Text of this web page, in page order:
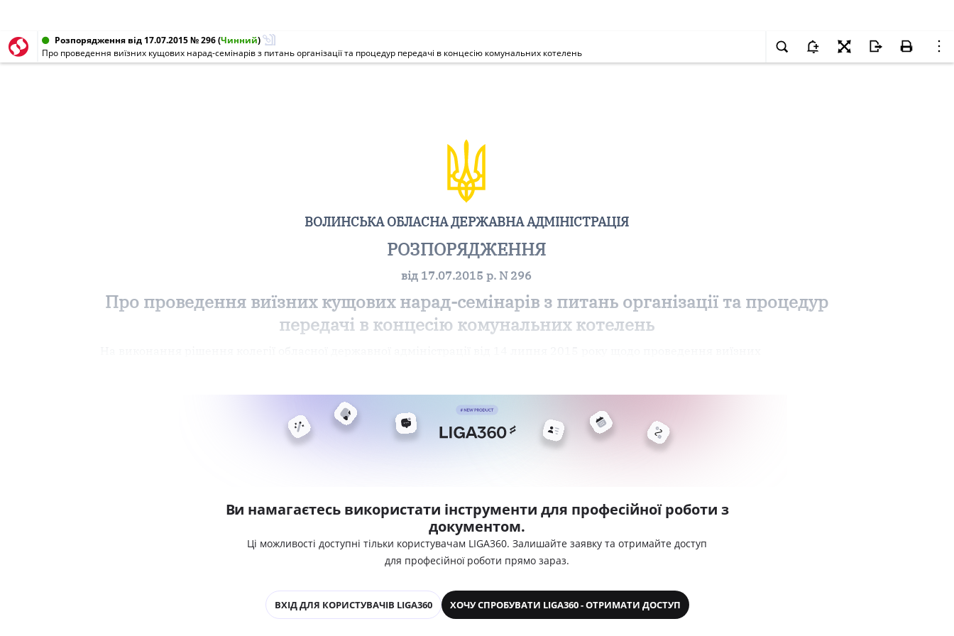
Розпорядження від 17.07.2015 № 296(Чинний)
Про проведення виїзних кущових нарад-семінарів з питань організації та процедур передачі в концесію комунальних котелень
ВОЛИНСЬКА ОБЛАСНА ДЕРЖАВНА АДМІНІСТРАЦІЯ
РОЗПОРЯДЖЕННЯ
від 17.07.2015 р. N 296
Про проведення виїзних кущових нарад-семінарів з питань організації та процедур
передачі в концесію комунальних котелень
Ви намагаєтесь використати інструменти для професійної роботи з
документом.
Ці можливості доступні тільки користувачам LIGA360. Залишайте заявку та отримайте доступ
для професійної роботи прямо зараз.
ВХІД ДЛЯ КОРИСТУВАЧІВ LIGA360 ХОЧУ СПРОБУВАТИ LIGA360 - ОТРИМАТИ ДОСТУП